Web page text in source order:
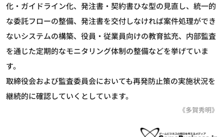
化・ガイドライン化、発注書・契約書ひな型の見直し、統一的
な委託フローの整備、発注書を交付しなければ案件処理ができ
ないシステムの構築、役員・従業員向けの教育拡充、内部監査
を通じた定期的なモニタリング体制の整備などを挙げていま
す。
取締役会および監査委員会においても再発防止策の実施状況を
継続的に確認していくとしています。
《多賀秀明》